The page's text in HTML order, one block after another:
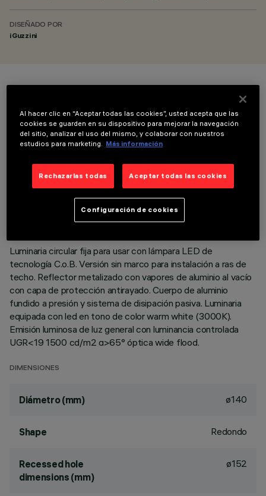
DISEÑADO POR
iGuzzini
DATOS TÉCNICOS
ÚLTIMA ACTUALIZACIÓN: 01/08/2026
Luminaria circular fija para usar con lámpara LED de
tecnología C.o.B. Versión sin marco para instalación a ras de
techo. Reflector metalizado con vapores de aluminio al vacío
con capa de protección antirayado. Cuerpo de aluminio
fundido a presión y sistema de disipación pasiva. Luminaria
equipada con led en tono de color warm white (3000K).
Emisión luminosa de luz general con luminancia controlada
UGR<19 1500 cd/m2 α>65° óptica wide flood.
DIMENSIONES
Diámetro (mm) ø140
Shape Redondo
Recessed hole
dimensions (mm)
ø152
Al hacer clic en “Aceptar todas las cookies”, usted acepta que las
cookies se guarden en su dispositivo para mejorar la navegación
del sitio, analizar el uso del mismo, y colaborar con nuestros
estudios para marketing. Más información
Rechazarlas todas Aceptar todas las cookies
Configuración de cookies